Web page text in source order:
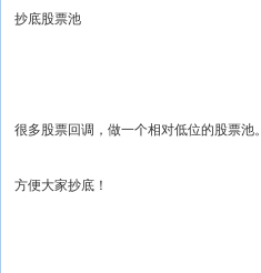
抄底股票池
很多股票回调，做一个相对低位的股票池。
方便大家抄底！